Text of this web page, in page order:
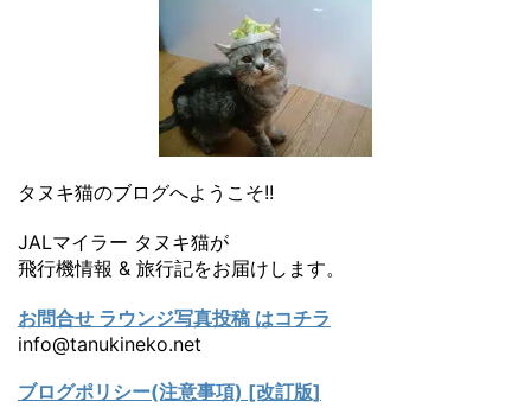
タヌキ猫のブログへようこそ!!
JALマイラー タヌキ猫が
飛行機情報 & 旅行記をお届けします。
お問合せ ラウンジ写真投稿 はコチラ
info@tanukineko.net
ブログポリシー(注意事項) [改訂版]